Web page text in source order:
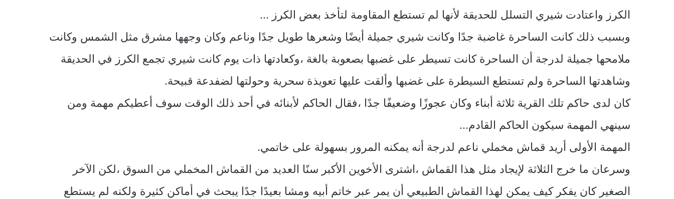
الكرز واعتادت شيري التسلل للحديقة لأنها لم تستطع المقاومة لتأخذ بعض الكرز …
وبسبب ذلك كانت الساحرة غاضبة جدًا وكانت شيري جميلة أيضًا وشعرها طويل جدًا وناعم وكان وجهها مشرق مثل الشمس وكانت
ملامحها جميلة لدرجة أن الساحرة كانت تسيطر على غضبها بصعوبة بالغة ،وكعادتها ذات يوم كانت شيري تجمع الكرز في الحديقة
وشاهدتها الساحرة ولم تستطع السيطرة على غضبها وألقت عليها تعويذة سحرية وحولتها لضفدعة قبيحة.
كان لدى حاكم تلك القرية ثلاثة أبناء وكان عجوزًا وضعيفًا جدًا ،فقال الحاكم لأبنائه في أحد ذلك الوقت سوف أعطيكم مهمة ومن
سينهي المهمة سيكون الحاكم القادم…
المهمة الأولى أريد قماش مخملي ناعم لدرجة أنه يمكنه المرور بسهولة على خاتمي.
وسرعان ما خرج الثلاثة لإيجاد مثل هذا القماش ،اشترى الأخوين الأكبر سنًا العديد من القماش المخملي من السوق ،لكن الآخر
الصغير كان يفكر كيف يمكن لهذا القماش الطبيعي أن يمر عبر خاتم أبيه ومشا بعيدًا جدًا يبحث في أماكن كثيرة ولكنه لم يستطع